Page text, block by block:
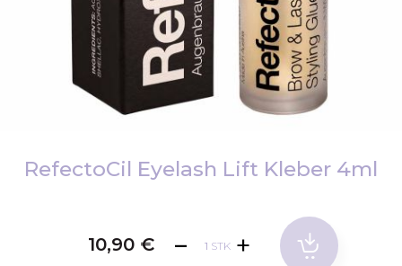
AnfangRefectoCil Eyelash Lift Kleber 4ml
10,90 € STK